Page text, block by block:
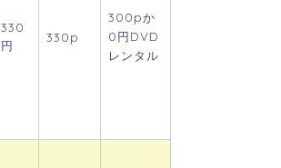
330
円
330p
300pか
0円DVD
レンタル